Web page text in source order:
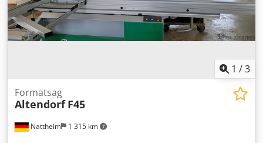
Materialtykkelse: 12–60 mm Generell informasjon:
Produksjonsår: 2018 □ POWERCONTROL styring med
POWERTOUCH-system □ CE-merket □ Tilstand: klar til bruk /
demonstrasjonsmulighet □ Tilgjengelighet: på lager
1 /3
Nattheim 1 315 km
Formatsag
Altendorf F45